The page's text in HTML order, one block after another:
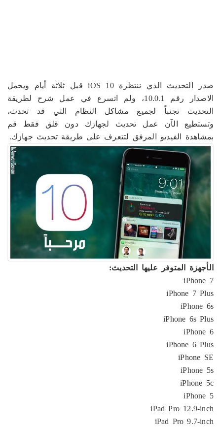
صدر التحديث الذي ننتظرة iOS 10 قبل ثلاثة أيام ويحمل
الاصدار رقم 10.0.1، ولم اتسرع في عمل شرح لطريقة
التحديث تجنباً لجميع مشاكل النظام التي قد تحدث،
وتستطيع الآن عمل تحديث لجهازك دون قلق فقط قم
بمشاهدة الفيديو المرفق لتتعرف على طريقة تحديث جهازك.
الأجهزة المتوفر عليها التحديث:
iPhone 7
iPhone 7 Plus
iPhone 6s
iPhone 6s Plus
iPhone 6
iPhone 6 Plus
iPhone SE
iPhone 5s
iPhone 5c
iPhone 5
iPad Pro 12.9-inch
iPad Pro 9.7-inch